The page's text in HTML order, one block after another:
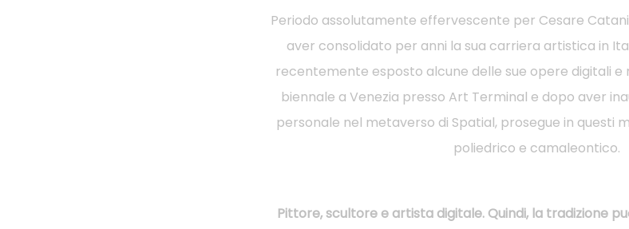
Periodo assolutamente effervescente per Cesare
aver consolidato per anni la sua carriera artistica in
recentemente esposto alcune delle sue opere digitali e
biennale a Venezia presso Art Terminal e dopo aver
personale nel metaverso di Spatial, prosegue in questi
poliedrico e camaleontico.
Pittore, scultore e artista digitale. Quindi, la tradizione